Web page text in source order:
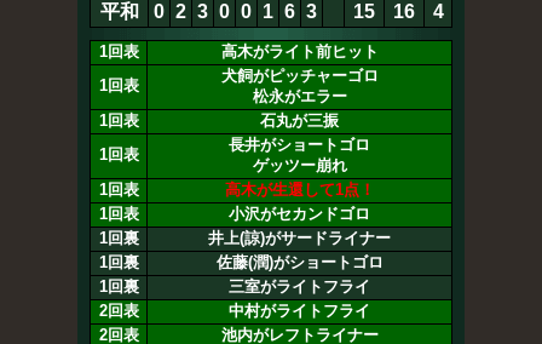
平和
0 2 3 0 0 1 6 3 15 16 4
1回表
高木がライト前ヒット
1回表
犬飼がピッチャーゴロ
松永がエラー
1回表
石丸が三振
1回表
長井がショートゴロ
ゲッツー崩れ
1回表
高木が生還して1点！
1回表
小沢がセカンドゴロ
1回裏
井上(諒)がサードライナー
1回裏
佐藤(潤)がショートゴロ
1回裏
三室がライトフライ
2回表
中村がライトフライ
2回表
池内がレフトライナー